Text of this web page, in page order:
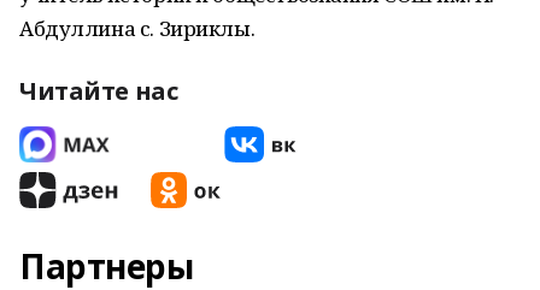
Абдуллина с. Зириклы.
Читайте нас
Партнеры